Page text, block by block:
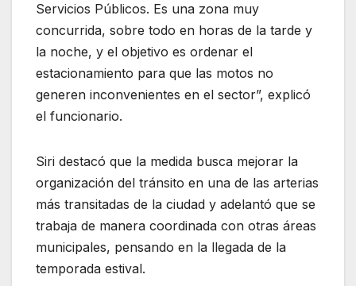
Servicios Públicos. Es una zona muy
concurrida, sobre todo en horas de la tarde y
la noche, y el objetivo es ordenar el
estacionamiento para que las motos no
generen inconvenientes en el sector”, explicó
el funcionario.
Siri destacó que la medida busca mejorar la
organización del tránsito en una de las arterias
más transitadas de la ciudad y adelantó que se
trabaja de manera coordinada con otras áreas
municipales, pensando en la llegada de la
temporada estival.